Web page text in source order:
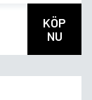
KÖP
NU